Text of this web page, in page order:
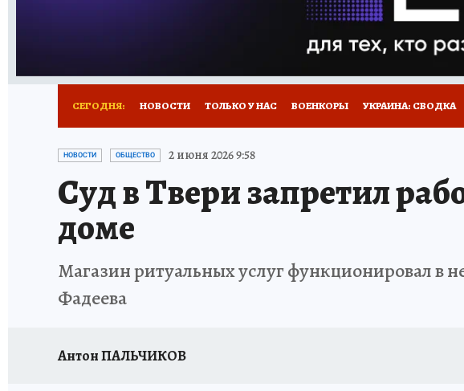
СЕГОДНЯ: НОВОСТИ ТОЛЬКО У НАС ВОЕНКОРЫ УКРАИНА: СВОДКА
ИСПЫТАНО НА СЕБЕ
НОВОСТИ ОБЩЕСТВО 2 июня 2026 9:58
Суд в Твери запретил
доме
Магазин ритуальных услуг функционировал
Фадеева
Антон ПАЛЬЧИКОВ